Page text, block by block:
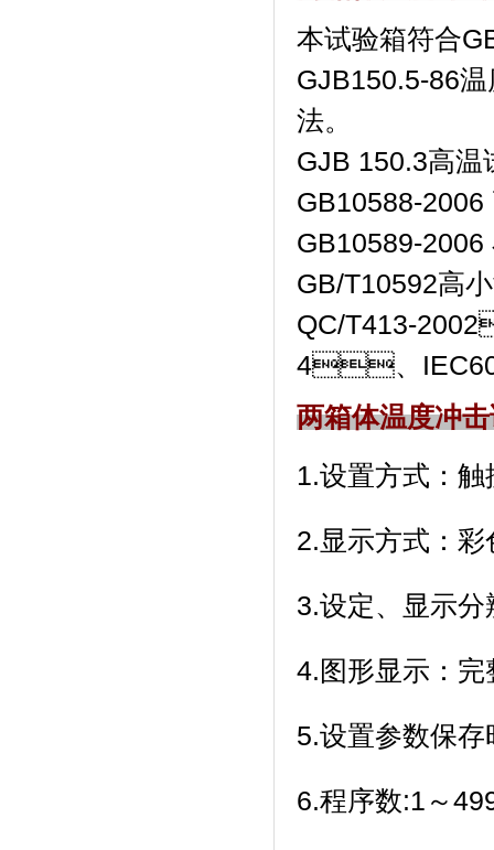
本试验箱符合GB/
GJB150.5-86温
法。
GJB 150.3高温试
GB10588-2006
GB10589-2006
GB/T10592高小
QC/T413-
4、
两箱体温度冲
1.设置方式：触
2.显示方式
3.设定、显
4.图形显示：
5.设置参数保存
6.程序数:1～499